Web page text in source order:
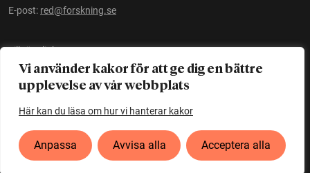
Vi använder kakor för att ge dig en bättre
upplevelse av vår webbplats
Här kan du läsa om hur vi hanterar kakor
Anpassa Avvisa alla Acceptera alla
E-post: red@forskning.se
Tillgänglighet
Ett initiativ avVetenskapsrådet